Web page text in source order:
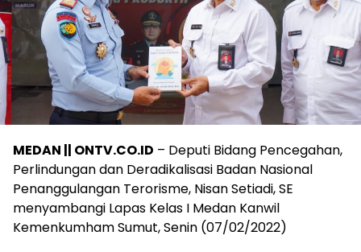
MEDAN || ONTV.CO.ID – Deputi Bidang Pencegahan,
Perlindungan dan Deradikalisasi Badan Nasional
Penanggulangan Terorisme, Nisan Setiadi, SE
menyambangi Lapas Kelas I Medan Kanwil
Kemenkumham Sumut, Senin (07/02/2022)